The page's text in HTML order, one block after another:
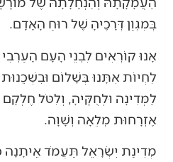
בְּמִגְוַן דְּרָכֶיהָ שֶׁל רוּחַ הָאָדָם.
אָנוּ קוֹרְאִים לִבְנֵי הָעָם
לִחְיוֹת אִתָּנוּ בְּשָׁלוֹם
לַמְּדִינָה וּלְחֻקֶּיהָ, וְלִטֹּל חֶלְקָם
אֶזְרָחוּת מְלֵאָה וְשָׁוָה.
מְדִינַת יִשְׂרָאֵל תַּעֲמֹד אֵיתָנָה